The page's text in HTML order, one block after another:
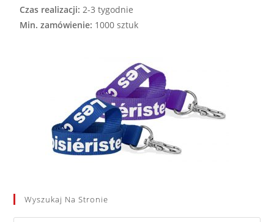
Czas realizacji: 2-3 tygodnie
Min. zamówienie: 1000 sztuk
Wyszukaj Na Stronie